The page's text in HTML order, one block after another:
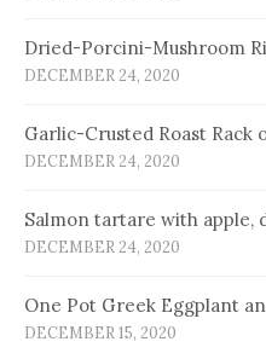
Dried-Porcini-Mushroom
DECEMBER 24, 2020
Garlic-Crusted Roast Rack
DECEMBER 24, 2020
Salmon tartare with apple,
DECEMBER 24, 2020
One Pot Greek Eggplant
DECEMBER 15, 2020